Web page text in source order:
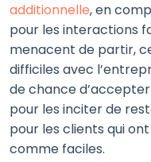
additionnelle, en
pour les interactions
menacent de partir,
difficiles avec
de chance
pour les inciter de
pour les clients qui
comme faciles.